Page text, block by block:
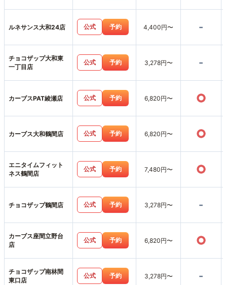
ルネサンス大和24店 公式 予約 4,400円〜 -
チョコザップ大和東
一丁目店
公式 予約 3,278円〜 -
カーブスPAT綾瀬店 公式 予約 6,820円〜 ○
カーブス大和鶴間店 公式 予約 6,820円〜 ○
エニタイムフィット
ネス鶴間店
公式 予約 7,480円〜 ○
チョコザップ鶴間店 公式 予約 3,278円〜 -
カーブス座間立野台
店
公式 予約 6,820円〜 ○
チョコザップ南林間
東口店
公式 予約 3,278円〜 -